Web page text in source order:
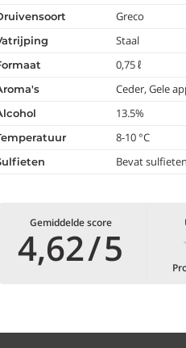
druivensoort Greco
vatrijping Staal
formaat 0,75 ℓ
aroma's Ceder, Gele
alcohol 13.5%
temperatuur 8-10 °C
Sulfieten Bevat sulfieten
Gemiddelde score
4,62/5